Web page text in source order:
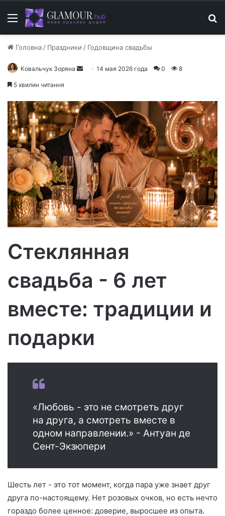
Меню
Головна / Праздники / Годовщина свадьбы
Ковальчук Зоряна
р
а
в
и
т
п
с
ь
м
14 мая 2026 года 0 8
5 хвилин читання
Стеклянная
свадьба - 6 лет
вместе: традиции и
подарки
«Любовь - это не смотреть друг
на друга, а смотреть вместе в
одном направлении.» - Антуан де
Сент-Экзюпери
Шесть лет - это тот момент, когда пара уже знает друг
друга по-настоящему. Нет розовых очков, но есть нечто
гораздо более ценное: доверие, выросшее из опыта.